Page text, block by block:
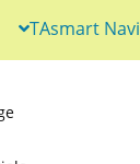
TAsmart Navi